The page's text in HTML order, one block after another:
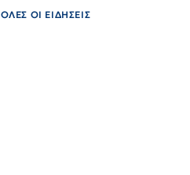
ΟΛΕΣ ΟΙ ΕΙΔΗΣΕΙΣ